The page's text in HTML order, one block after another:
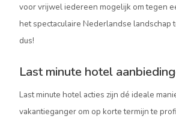
voor vrijwel iedereen mogelijk om tegen
het spectaculaire Nederlandse landschap
dus!
Last minute hotel
Last minute hotel acties zijn dé ideale
vakantieganger om op korte termijn te